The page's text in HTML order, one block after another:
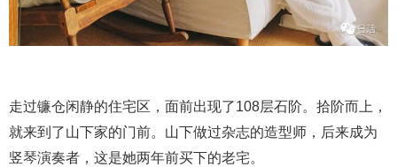
走过镰仓闲静的住宅区，面前出现了108层石阶。拾阶而上，
就来到了山下家的门前。山下做过杂志的造型师，后来成为
竖琴演奏者，这是她两年前买下的老宅。